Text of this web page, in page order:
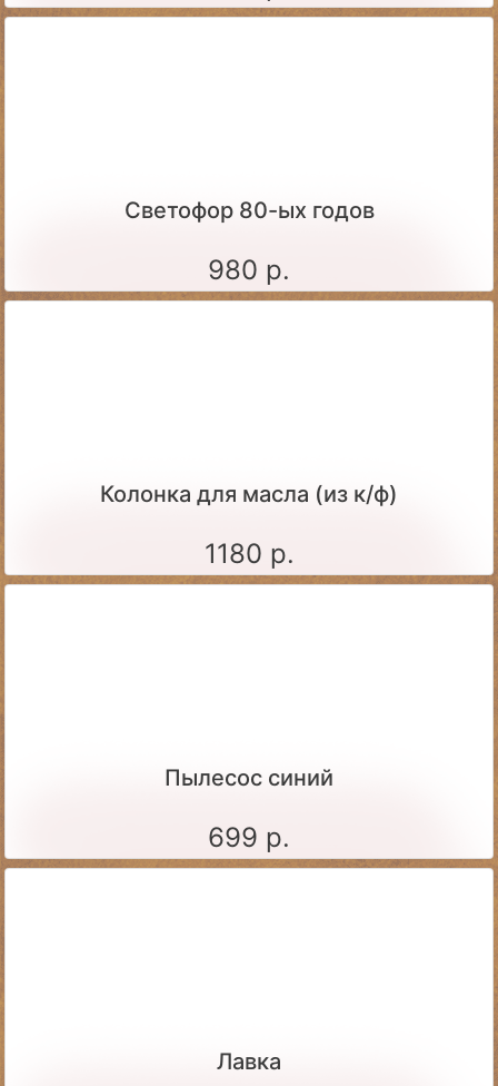
Светофор 80-ых годов
980 р.
Колонка для масла (из к/ф)
1180 р.
Пылесос синий
699 р.
Лавка